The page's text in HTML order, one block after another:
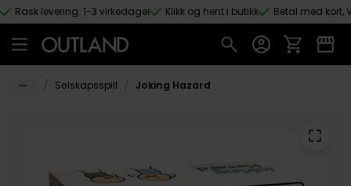
Hopp til hovedinnhold
Rask levering: 1-3 virkedager Klikk og hent i butikk Betal med kort,
Selskapsspill Joking Hazard